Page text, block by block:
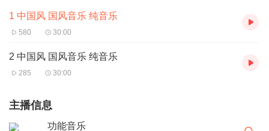
1 中国风 国风音乐 纯音乐
580 30:00
2 中国风 国风音乐 纯音乐
285 30:00
主播信息
功能音乐